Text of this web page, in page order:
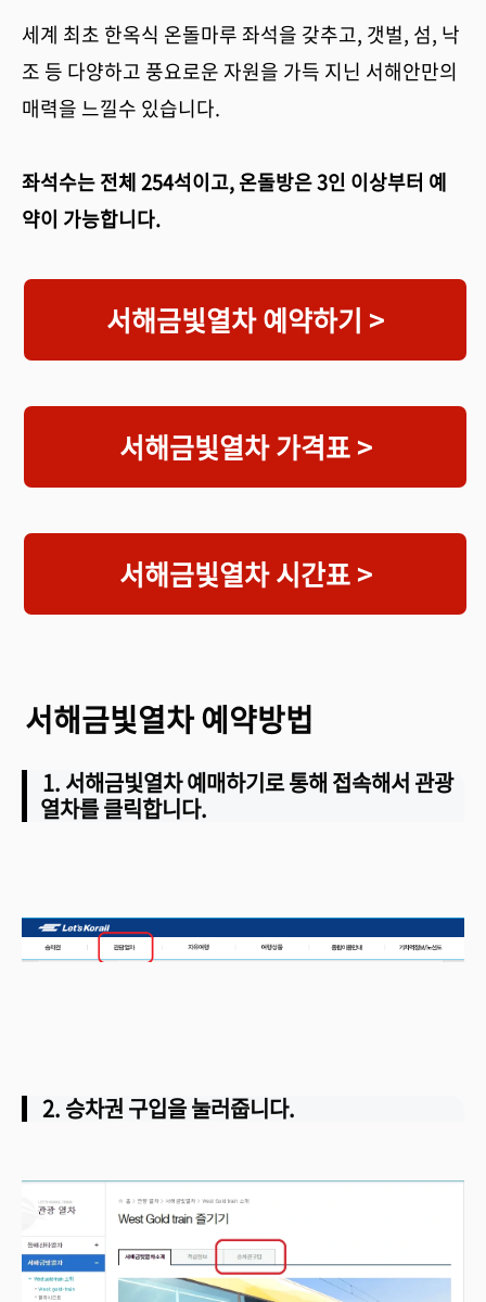
세계 최초 한옥식 온돌마루 좌석을 갖추고, 갯벌, 섬, 낙
조 등 다양하고 풍요로운 자원을 가득 지닌 서해안만의
매력을 느낄수 있습니다.
좌석수는 전체 254석이고, 온돌방은 3인 이상부터 예
약이 가능합니다.
서해금빛열차 예약하기 >
서해금빛열차 가격표 >
서해금빛열차 시간표 >
서해금빛열차 예약방법
1. 서해금빛열차 예매하기로 통해 접속해서 관광
열차를 클릭합니다.
2. 승차권 구입을 눌러줍니다.